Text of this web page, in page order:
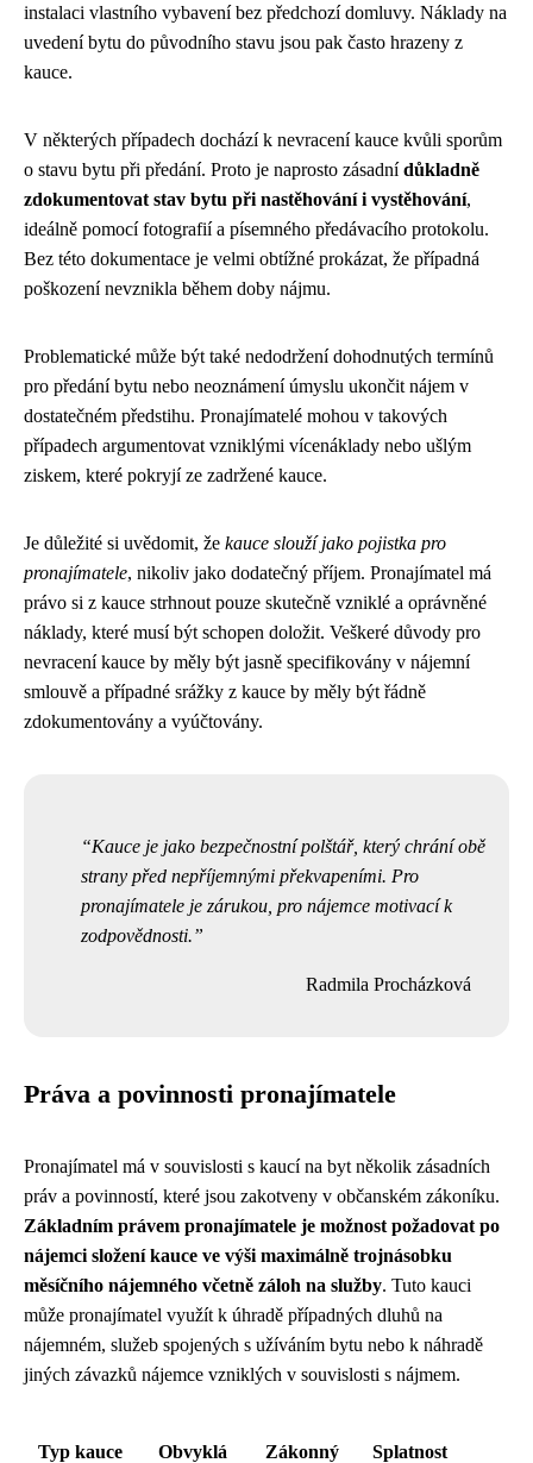
instalaci vlastního vybavení bez předchozí domluvy. Náklady na
uvedení bytu do původního stavu jsou pak často hrazeny z
kauce.
V některých případech dochází k nevracení kauce kvůli sporům
o stavu bytu při předání. Proto je naprosto zásadnídůkladně
zdokumentovat stav bytu při nastěhování i vystěhování,
ideálně pomocí fotografií a písemného předávacího protokolu.
Bez této dokumentace je velmi obtížné prokázat, že případná
poškození nevznikla během doby nájmu.
Problematické může být také nedodržení dohodnutých termínů
pro předání bytu nebo neoznámení úmyslu ukončit nájem v
dostatečném předstihu. Pronajímatelé mohou v takových
případech argumentovat vzniklými vícenáklady nebo ušlým
ziskem, které pokryjí ze zadržené kauce.
Je důležité si uvědomit, že kauce slouží jako pojistka pro
pronajímatele, nikoliv jako dodatečný příjem. Pronajímatel má
právo si z kauce strhnout pouze skutečně vzniklé a oprávněné
náklady, které musí být schopen doložit. Veškeré důvody pro
nevracení kauce by měly být jasně specifikovány v nájemní
smlouvě a případné srážky z kauce by měly být řádně
zdokumentovány a vyúčtovány.
Kauce je jako bezpečnostní polštář, který chrání obě
strany před nepříjemnými překvapeními. Pro
pronajímatele je zárukou, pro nájemce motivací k
zodpovědnosti.
Radmila Procházková
Práva a povinnosti pronajímatele
Pronajímatel má v souvislosti s kaucí na byt několik zásadních
práv a povinností, které jsou zakotveny v občanském zákoníku.
Základním právem pronajímatele je možnost požadovat po
nájemci složení kauce ve výši maximálně trojnásobku
měsíčního nájemného včetně záloh na služby. Tuto kauci
může pronajímatel využít k úhradě případných dluhů na
nájemném, služeb spojených s užíváním bytu nebo k náhradě
jiných závazků nájemce vzniklých v souvislosti s nájmem.
Typ kauce
Obvyklá
Zákonný
Splatnost